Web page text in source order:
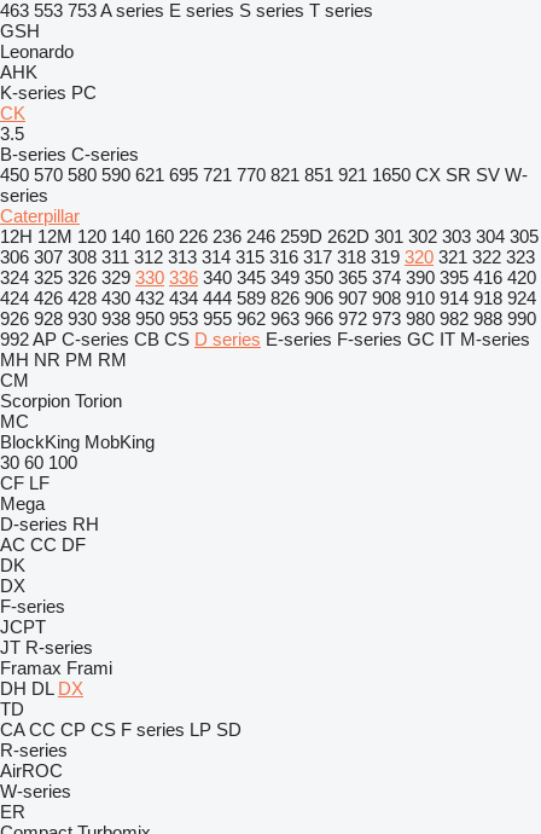
463 553 753A series E series S series T series
GSH
Leonardo
AHK
K-series PC
CK
3.5
B-series C-series
450 570 580 590 621 695 721 770 821 851 921 1650 CX SR SV W-
series
Caterpillar
12H 12M 120 140 160 226 236 246 259D 262D 301 302 303 304 305
306 307 308 311 312 313 314 315 316 317 318 319 320 321 322 323
324 325 326 329 330 336 340 345 349 350 365 374 390 395 416 420
424 426 428 430 432 434 444 589 826 906 907 908 910 914 918 924
926 928 930 938 950 953 955 962 963 966 972 973 980 982 988 990
992AP C-series CB CS D series E-series F-series GC IT M-series
MH NR PM RM
CM
Scorpion Torion
MC
BlockKing MobKing
30 60 100
CF LF
Mega
D-series RH
AC CC DF
DK
DX
F-series
JCPT
JT R-series
Framax Frami
DH DL DX
TD
CA CC CP CS F series LP SD
R-series
AirROC
W-series
ER